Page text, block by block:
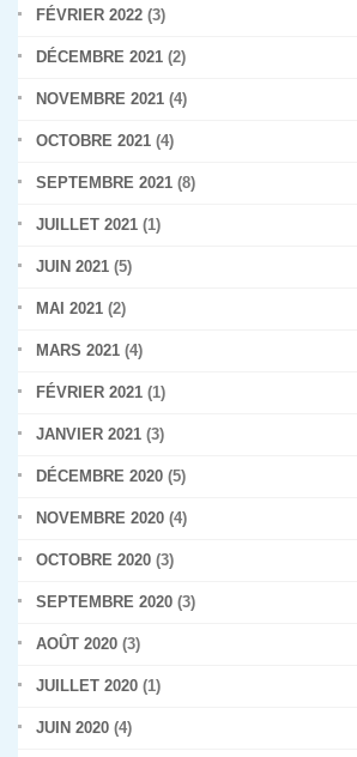
FÉVRIER 2022 (3)
DÉCEMBRE 2021 (2)
NOVEMBRE 2021 (4)
OCTOBRE 2021 (4)
SEPTEMBRE 2021 (8)
JUILLET 2021 (1)
JUIN 2021 (5)
MAI 2021 (2)
MARS 2021 (4)
FÉVRIER 2021 (1)
JANVIER 2021 (3)
DÉCEMBRE 2020 (5)
NOVEMBRE 2020 (4)
OCTOBRE 2020 (3)
SEPTEMBRE 2020 (3)
AOÛT 2020 (3)
JUILLET 2020 (1)
JUIN 2020 (4)